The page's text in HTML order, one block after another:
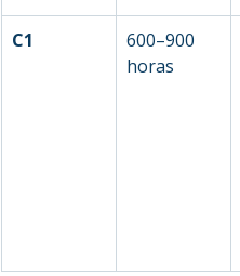
C1
600–900
horas